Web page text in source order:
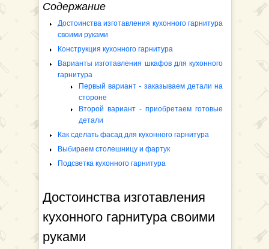
Содержание
Достоинства изготавления кухонного гарнитура
своими руками
Конструкция кухонного гарнитура
Варианты изготавления шкафов для кухонного
гарнитура
Первый вариант - заказываем детали на
стороне
Второй вариант - приобретаем готовые
детали
Как сделать фасад для кухонного гарнитура
Выбираем столешницу и фартук
Подсветка кухонного гарнитура
Достоинства изготавления
кухонного гарнитура своими
руками